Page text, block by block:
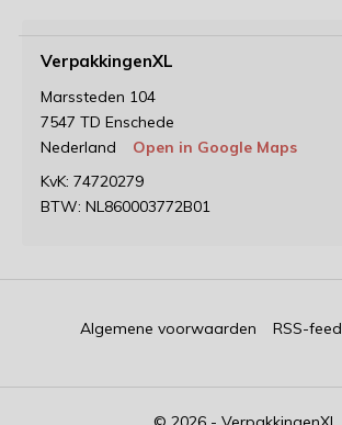
VerpakkingenXL
Marssteden 104
7547 TD Enschede
Nederland
Open in Google Maps
KvK: 74720279
BTW: NL860003772B01
Algemene voorwaarden RSS-feed